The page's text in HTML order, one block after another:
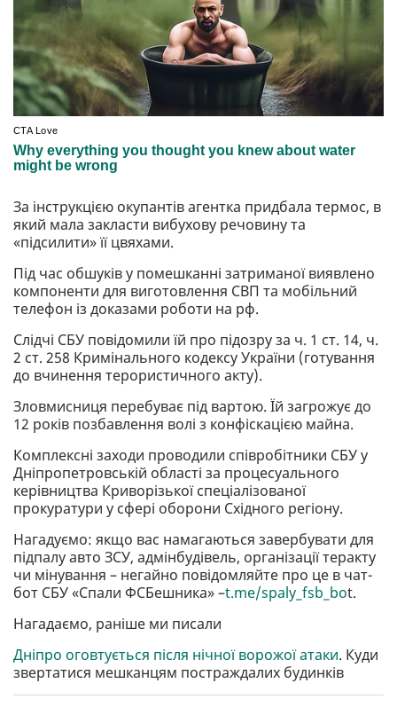
За інструкцією окупантів агентка придбала термос, в
який мала закласти вибухову речовину та
«підсилити» її цвяхами.
Під час обшуків у помешканні затриманої виявлено
компоненти для виготовлення СВП та мобільний
телефон із доказами роботи на рф.
Слідчі СБУ повідомили їй про підозру за ч. 1 ст. 14, ч.
2 ст. 258 Кримінального кодексу України (готування
до вчинення терористичного акту).
Зловмисниця перебуває під вартою. Їй загрожує до
12 років позбавлення волі з конфіскацією майна.
Комплексні заходи проводили співробітники СБУ у
Дніпропетровській області за процесуального
керівництва Криворізької спеціалізованої
прокуратури у сфері оборони Східного регіону.
Нагадуємо: якщо вас намагаються завербувати для
підпалу авто ЗСУ, адмінбудівель, організації теракту
чи мінування – негайно повідомляйте про це в чат-
бот СБУ «Спали ФСБешника» –t.me/spaly_fsb_bot.
Нагадаємо, раніше ми писали
Дніпро оговтується після нічної ворожої атаки. Куди
звертатися мешканцям постраждалих будинків